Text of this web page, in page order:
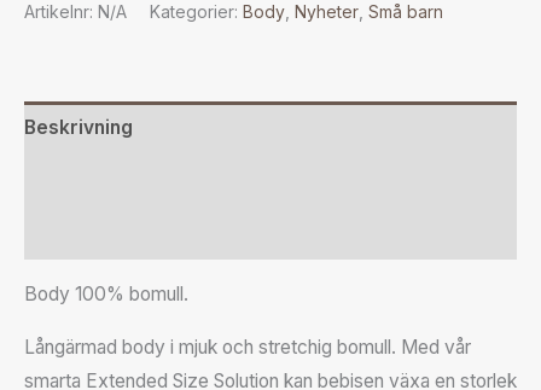
Artikelnr: N/A Kategorier: Body Nyheter Små barn
Beskrivning
Body 100% bomull.
Långärmad body i mjuk och stretchig bomull. Med vår
smarta Extended Size Solution kan bebisen växa en storlek